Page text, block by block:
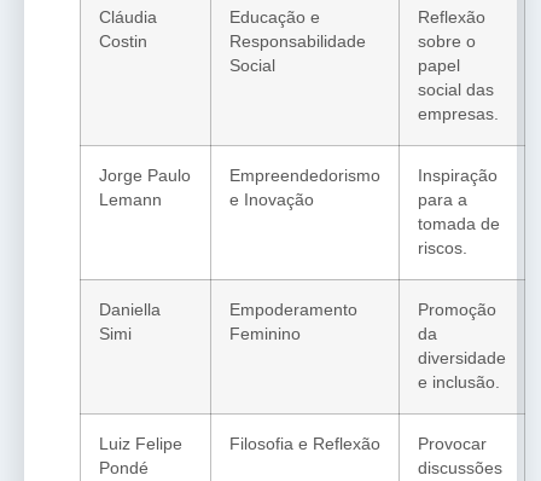
Cláudia
Costin
Educação e
Responsabilidade
Social
Reflexão
sobre o
papel
social das
empresas.
Jorge Paulo
Lemann
Empreendedorismo
e Inovação
Inspiração
para a
tomada de
riscos.
Daniella
Simi
Empoderamento
Feminino
Promoção
da
diversidade
e inclusão.
Luiz Felipe
Pondé
Filosofia e Reflexão
Provocar
discussões